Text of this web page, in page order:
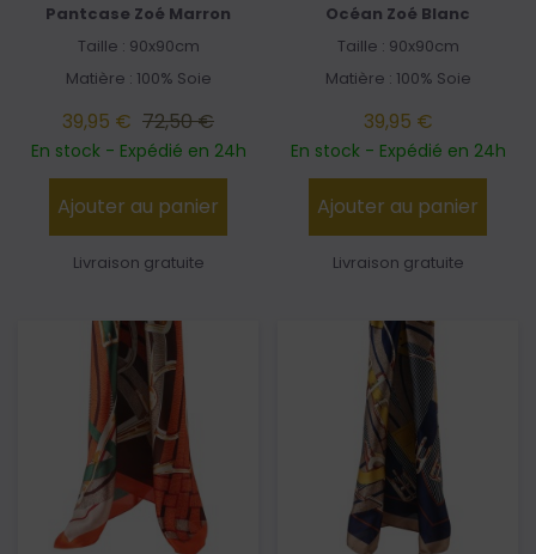
Pantcase Zoé Marron
Taille : 90x90cm
Matière : 100% Soie
39,95 € 72,50 €
En stock - Expédié en 24h
Ajouter au panier
Livraison gratuite
Océan Zoé Blanc
Taille : 90x90cm
Matière : 100% Soie
39,95 €
En stock - Expédié en 24h
Ajouter au panier
Livraison gratuite